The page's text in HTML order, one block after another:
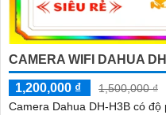
CAMERA WIFI DAHUA
1,200,000 ₫
1,500,000 ₫
Camera Dahua DH-H3B có